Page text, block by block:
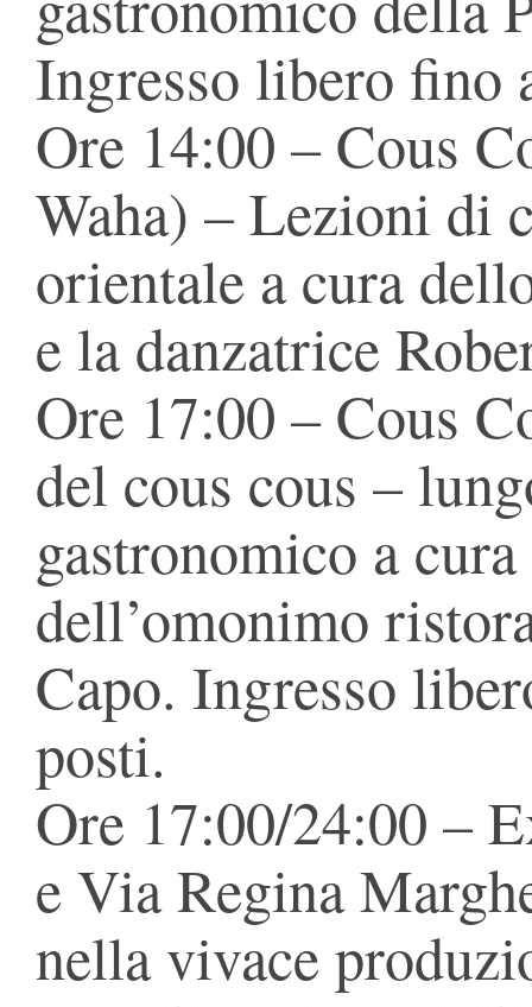
Ingresso libero fino
Ore 14:00 – Cous
Waha) – Lezioni di
orientale a cura
e la danzatrice
Ore 17:00 – Cous
del cous cous –
gastronomico a
dell’omonimo
Capo. Ingresso
posti.
Ore 17:00/24:00 –
e Via Regina
nella vivace